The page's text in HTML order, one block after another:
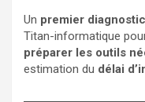
Un premier
Titan-informatique
préparer les outils
estimation du délai